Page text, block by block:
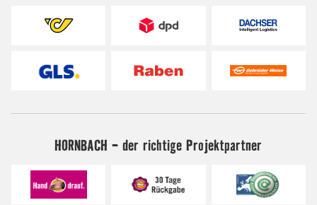
HORNBACH - der richtige Projektpartner